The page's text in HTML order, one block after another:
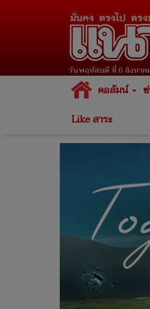
วันพฤหัสบดี ที่ 6 สิงหาค
คอลัมน์
Like สาระ